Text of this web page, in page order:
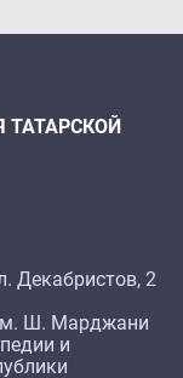
ТАТАРСКОЙ
Декабристов, 2
Ш. Марджани
и